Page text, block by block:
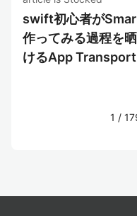
swift初心者が
作ってみる過程を
けるApp
1 /